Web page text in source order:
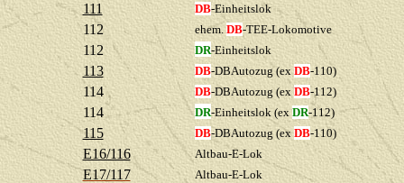
111 DB-Einheitslok
112 ehem. DB-TEE-Lokomotive
112 DR-Einheitslok
113 DB-DBAutozug (exDB-110)
114 DB-DBAutozug (ex DB-112)
114 DR-Einheitslok (ex DR-112)
115 DB-DBAutozug (ex DB-110)
E16/116 Altbau-E-Lok
E17/117 Altbau-E-Lok